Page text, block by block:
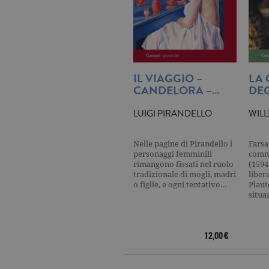
IL VIAGGIO –
CANDELORA –…
LUIGI PIRANDELLO
Nelle pagine di Pirandello i
personaggi femminili
rimangono fissati nel ruolo
tradizionale di mogli, madri
o figlie, e ogni tentativo…
12,00 €
LA
_ga
datr
.facebook.com
locale
.facebook.com
Nome Dominio
_fbp
oo
.facebook.com
.facebook.com